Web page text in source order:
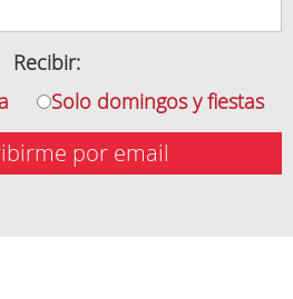
Recibir:
Solo domingos y fiestas
por email